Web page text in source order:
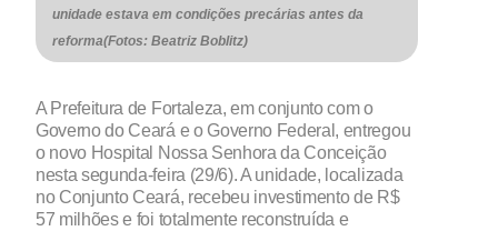
unidade estava em condições precárias antes da
reforma(Fotos: Beatriz Boblitz)
A Prefeitura de Fortaleza, em conjunto com o
Governo do Ceará e o Governo Federal, entregou
o novo Hospital Nossa Senhora da Conceição
nesta segunda-feira (29/6). A unidade, localizada
no Conjunto Ceará, recebeu investimento de R$
57 milhões e foi totalmente reconstruída e